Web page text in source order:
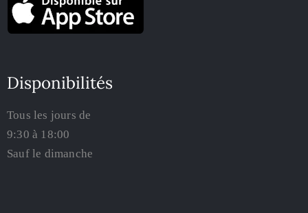
Disponibilités
Tous les jours de
9:30 à 18:00
Sauf le dimanche